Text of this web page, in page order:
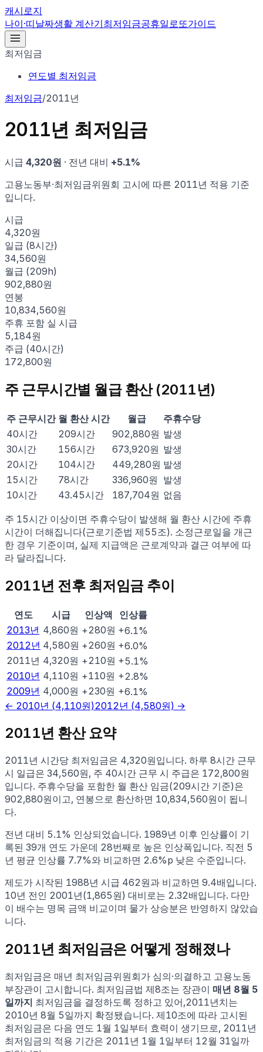
캐시로지
나이·띠날짜생활 계산기최저임금공휴일로또가이드
최저임금
연도별 최저임금
최저임금/2011년
2011년 최저임금
시급 4,320원 · 전년 대비 +5.1%
고용노동부·최저임금위원회 고시에 따른 2011년 적용 기준
입니다.
시급
4,320원
일급 (8시간)
34,560원
월급 (209h)
902,880원
연봉
10,834,560원
주휴 포함 실 시급
5,184원
주급 (40시간)
172,800원
주 근무시간별 월급 환산 (2011년)
주 근무시간 월 환산 시간 월급
주휴수당
40시간 209시간 902,880원 발생
30시간 156시간 673,920원 발생
20시간 104시간 449,280원 발생
15시간 78시간 336,960원 발생
10시간 43.45시간 187,704원 없음
주 15시간 이상이면 주휴수당이 발생해 월 환산 시간에 주휴
시간이 더해집니다(근로기준법 제55조). 소정근로일을 개근
한 경우 기준이며, 실제 지급액은 근로계약과 결근 여부에 따
라 달라집니다.
2011년 전후 최저임금 추이
연도 시급 인상액
인상률
2013년 4,860원 +280원 +6.1%
2012 년 4,580원 +260원 +6.0%
2011년 4,320원 +210원 +5.1%
2010년 4,110원 +110원 +2.8%
2009년 4,000원 +230원 +6.1%
← 2010년 (4,110원)2012 년 (4,580원) →
2011년 환산 요약
2011년 시간당 최저임금은 4,320원입니다. 하루 8시간 근무
시 일급은 34,560원, 주 40시간 근무 시 주급은 172,800원
입니다. 주휴수당을 포함한 월 환산 임금(209시간 기준)은
902,880원이고, 연봉으로 환산하면 10,834,560원이 됩니
다.
전년 대비 5.1% 인상되었습니다. 1989년 이후 인상률이 기
록된 39개 연도 가운데 28번째로 높은 인상폭입니다. 직전 5
년 평균 인상률 7.7%와 비교하면 2.6%p 낮은 수준입니다.
제도가 시작된 1988년 시급 462원과 비교하면 9.4배입니다.
10년 전인 2001년(1,865원) 대비로는 2.32배입니다. 다만
이 배수는 명목 금액 비교이며 물가 상승분은 반영하지 않았습
니다.
2011년 최저임금은 어떻게 정해졌나
최저임금은 매년 최저임금위원회가 심의·의결하고 고용노동
부장관이 고시합니다. 최저임금법 제8조는 장관이 매년 8월 5
일까지 최저임금을 결정하도록 정하고 있어,2011년치는
2010년 8월 5일까지 확정됐습니다. 제10조에 따라 고시된
최저임금은 다음 연도 1월 1일부터 효력이 생기므로, 2011년
최저임금의 적용 기간은 2011년 1월 1일부터 12월 31일까